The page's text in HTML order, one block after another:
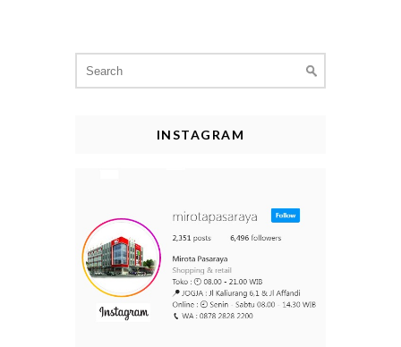
for:
INSTAGRAM